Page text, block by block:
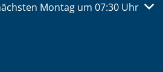
oder Schließzeiten
Montag um 07:30 Uhr